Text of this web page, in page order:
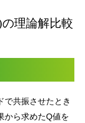
理論解比較
で共振させたとき
から求めたQ値を